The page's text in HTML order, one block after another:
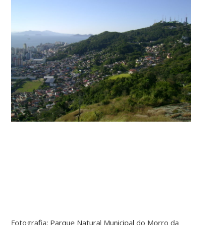
Fotografia: Parque Natural Municipal do Morro da